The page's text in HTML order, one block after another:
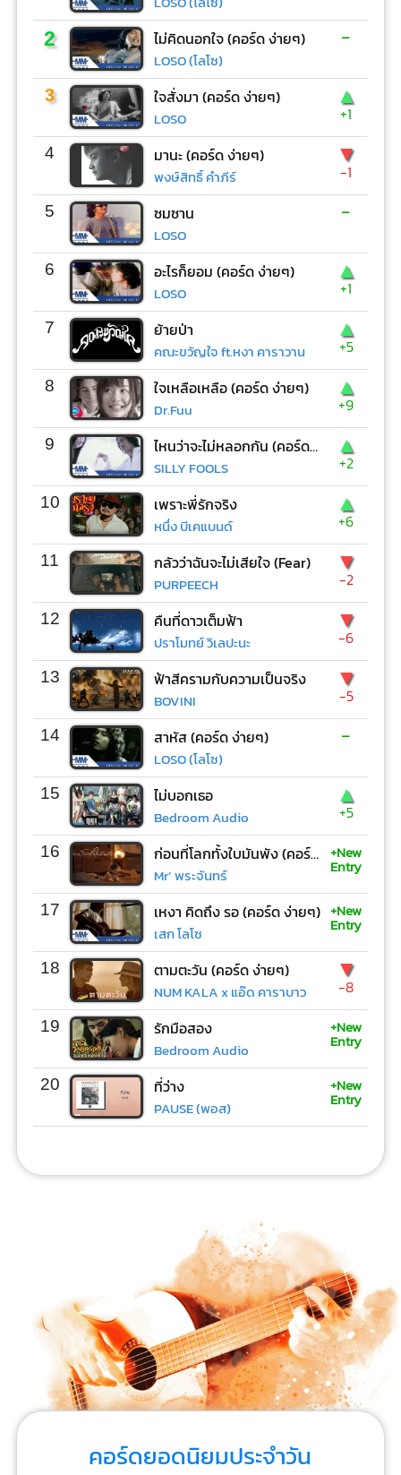
2 ไม่คิดนอกใจ (คอร์ด ง่ายๆ)
LOSO (โลโซ)
-
3 ใจสั่งมา (คอร์ด ง่ายๆ)
LOSO
▲
+1
4 มานะ (คอร์ด ง่ายๆ)
พงษ์สิทธิ์ คำภีร์
▼
-1
5 ซมซาน
LOSO
-
6 อะไรก็ยอม (คอร์ด ง่ายๆ)
LOSO
▲
+1
7 ย้ายป่า
คณะขวัญใจ ft.หงา คาราวาน
▲
+5
8 ใจเหลือเหลือ (คอร์ด ง่ายๆ)
Dr.Fuu
▲
+9
9 ไหนว่าจะไม่หลอกกัน (คอร์ด ง่ายๆ)
SILLY FOOLS
▲
+2
10 เพราะพี่รักจริง
หนึ่ง บีเคแบนด์
▲
+6
11 กลัวว่าฉันจะไม่เสียใจ (Fear)
PURPEECH
▼
-2
12 คืนที่ดาวเต็มฟ้า
ปราโมทย์ วิเลปะนะ
▼
-6
13 ฟ้าสีครามกับความเป็นจริง
BOVINI
▼
-5
14 สาหัส (คอร์ด ง่ายๆ)
LOSO (โลโซ)
-
15 ไม่บอกเธอ
Bedroom Audio
▲
+5
16 ก่อนที่โลกทั้งใบมันพัง (คอร์ด ง่ายๆ)
Mr’ พระจันทร์
+New
Entry
17 เหงา คิดถึง รอ (คอร์ด ง่ายๆ)
เสก โลโซ
+New
Entry
18 ตามตะวัน (คอร์ด ง่ายๆ)
NUM KALA x แอ๊ด คาราบาว
▼
-8
19 รักมือสอง
Bedroom Audio
+New
Entry
20 ที่ว่าง
PAUSE (พอส)
+New
Entry
คอร์ดยอดนิยมประจำวัน